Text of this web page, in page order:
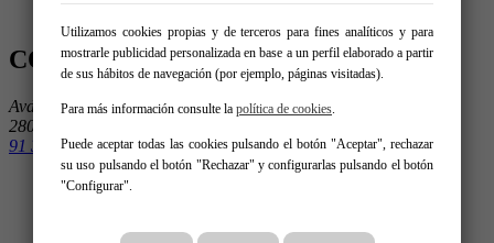
CONTÁCTENOS
Avda. de la Albufera 220 - Local 1
28038 Madrid
91 303 15 15
Utilizamos cookies propias y de terceros para fines analíticos y para
mostrarle publicidad personalizada en base a un perfil elaborado a partir
de sus hábitos de navegación (por ejemplo, páginas visitadas).
Para más información consulte la política de cookies.
Puede aceptar todas las cookies pulsando el botón "Aceptar", rechazar
su uso pulsando el botón "Rechazar" y configurarlas pulsando el botón
"Configurar".